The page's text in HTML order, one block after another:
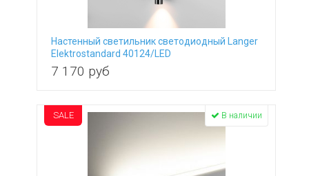
Настенный светильник светодиодный Langer
Elektrostandard 40124/LED
7 170 руб
SALE В наличии